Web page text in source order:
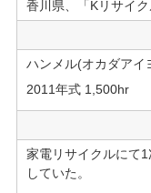
香川県、「Kリサイ
ハンメル(オカダアイ
2011年式 1,500hr
家電リサイクルにて
していた。